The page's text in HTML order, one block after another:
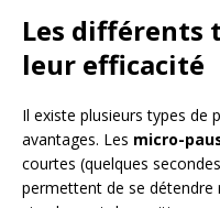
Les différents
leur efficacité
Il existe plusieurs types de
avantages. Les micro-
courtes (quelques
permettent de se détendre